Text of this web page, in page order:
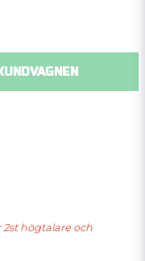
högtalare och